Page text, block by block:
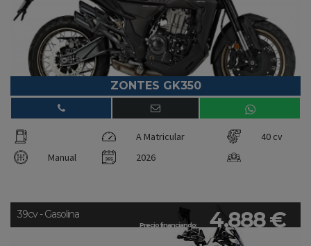
ZONTES GK350
A Matricular
40 cv
Manual
2026
Precio financiando: 4.888 €
39cv - Gasolina